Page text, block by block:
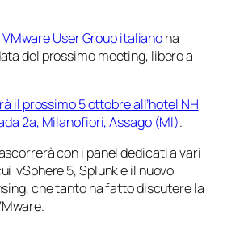
VMware User Group italianoha
del prossimo meeting, libero a
il prossimo 5 ottobre all’hotel NH
2a, Milanofiori, Assago (MI).
con i panel dedicati a vari
vSphere 5, Splunk e il nuovo
che tanto ha fatto discutere la